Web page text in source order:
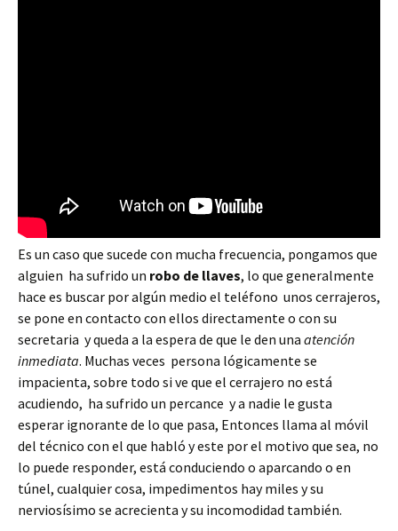
Es un caso que sucede con mucha frecuencia, pongamos que
alguien ha sufrido un robo de llaves, lo que generalmente
hace es buscar por algún medio el teléfono unos cerrajeros,
se pone en contacto con ellos directamente o con su
secretaria y queda a la espera de que le den una atención
inmediata. Muchas veces persona lógicamente se
impacienta, sobre todo si ve que el cerrajero no está
acudiendo, ha sufrido un percance y a nadie le gusta
esperar ignorante de lo que pasa, Entonces llama al móvil
del técnico con el que habló y este por el motivo que sea, no
lo puede responder, está conduciendo o aparcando o en
túnel, cualquier cosa, impedimentos hay miles y su
nerviosísimo se acrecienta y su incomodidad también.